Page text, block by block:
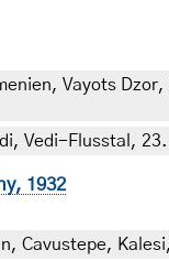
Vayots
Vedi-Flusstal,
1932
Cavustepe,